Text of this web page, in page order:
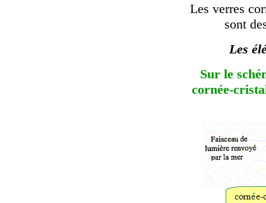
Les verres
sont
Les
Sur le
cornée-